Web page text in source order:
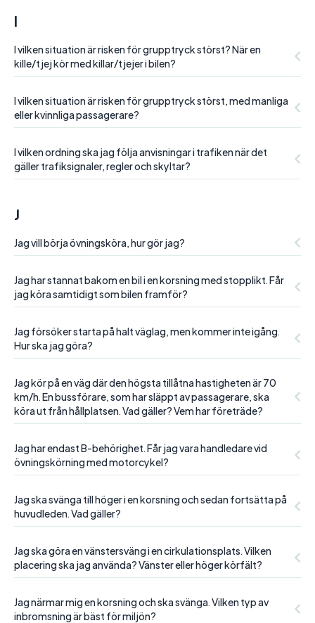
I
I vilken situation är risken för grupptryck störst? När en
kille/tjej kör med killar/tjejer i bilen?
I vilken situation är risken för grupptryck störst, med manliga
eller kvinnliga passagerare?
I vilken ordning ska jag följa anvisningar i trafiken när det
gäller trafiksignaler, regler och skyltar?
J
Jag vill börja övningsköra, hur gör jag?
Jag har stannat bakom en bil i en korsning med stopplikt. Får
jag köra samtidigt som bilen framför?
Jag försöker starta på halt väglag, men kommer inte igång.
Hur ska jag göra?
Jag kör på en väg där den högsta tillåtna hastigheten är 70
km/h. En bussförare, som har släppt av passagerare, ska
köra ut från hållplatsen. Vad gäller? Vem har företräde?
Jag har endast B-behörighet. Får jag vara handledare vid
övningskörning med motorcykel?
Jag ska svänga till höger i en korsning och sedan fortsätta på
huvudleden. Vad gäller?
Jag ska göra en vänstersväng i en cirkulationsplats. Vilken
placering ska jag använda? Vänster eller höger körfält?
Jag närmar mig en korsning och ska svänga. Vilken typ av
inbromsning är bäst för miljön?